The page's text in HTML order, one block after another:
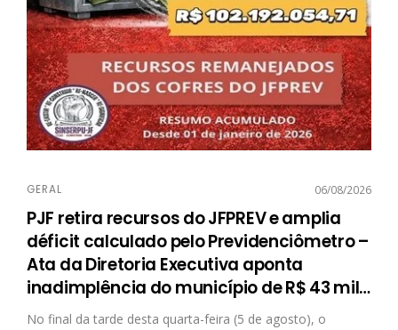
GERAL 06/08/2026
PJF retira recursos do JFPREV e amplia
déficit calculado pelo Previdenciômetro –
Ata da Diretoria Executiva aponta
inadimplência do município de R$ 43 mil…
No final da tarde desta quarta-feira (5 de agosto), o